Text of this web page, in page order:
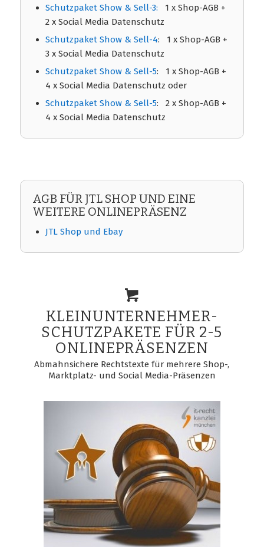
Schutzpaket Show & Sell-3: 1 x Shop-AGB +
2 x Social Media Datenschutz
Schutzpaket Show & Sell-4: 1 x Shop-AGB +
3 x Social Media Datenschutz
Schutzpaket Show & Sell-5: 1 x Shop-AGB +
4 x Social Media Datenschutz oder
Schutzpaket Show & Sell-5: 2 x Shop-AGB +
4 x Social Media Datenschutz
AGB FÜR JTL SHOP UND EINE
WEITERE ONLINEPRÄSENZ
JTL Shop und Ebay
KLEINUNTERNEHMER-
SCHUTZPAKETE FÜR 2-5
ONLINEPRÄSENZEN
Abmahnsichere Rechtstexte für mehrere Shop-,
Marktplatz- und Social Media-Präsenzen